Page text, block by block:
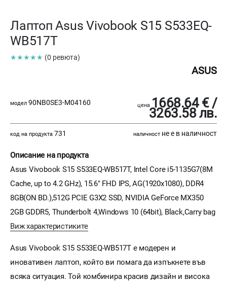
Лаптоп Asus Vivobook S15 S533EQ-
WB517T
★★★★★ (0 ревюта)
ASUS
модел 90NB0SE3-M04160 цена 1668.64 € /
3263.58 лв.
код на продукта 731 наличност не е в наличност
Описание на продукта
Asus Vivobook S15 S533EQ-WB517T, Intel Core i5-1135G7(8M
Cache, up to 4.2 GHz), 15.6" FHD IPS, AG(1920x1080), DDR4
8GB(ON BD.),512G PCIE G3X2 SSD, NVIDIA GeForce MX350
2GB GDDR5, Thunderbolt 4,Windows 10 (64bit), Black,Carry bag
Виж характеристиките
Asus Vivobook S15 S533EQ-WB517T е модерен и
иновативен лаптоп, който ви помага да изпъкнете във
всяка ситуация. Той комбинира красив дизайн и висока